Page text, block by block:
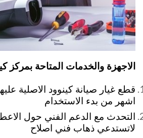
الاجهزة والخدمات المتاحة بمركز
قطع غيار صيانة كينوود الاصلية
اشهر من بدء الاستخدام
التحدث مع الدعم الفني حول
لاتستدعي ذهاب فني اصلاح